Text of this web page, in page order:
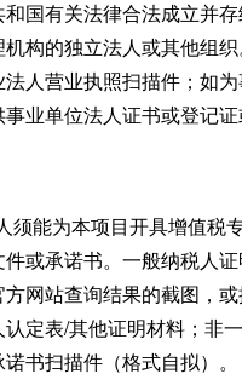
国有关法律合法成立并
构的独立法人或其他组
人营业执照扫描件；如
业单位法人证书或登记
须能为本项目开具增值税
或承诺书。一般纳税人
网站查询结果的截图，
定表/其他证明材料；非
书扫描件（格式自拟）。